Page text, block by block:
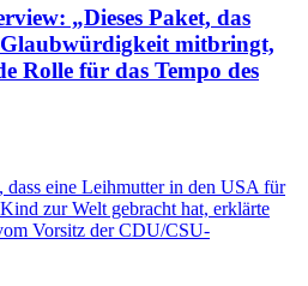
„Dieses Paket, das
mitbringt,
Rolle für das Tempo des
eine Leihmutter in den USA für
zur Welt gebracht hat, erklärte
Vorsitz der CDU/CSU-